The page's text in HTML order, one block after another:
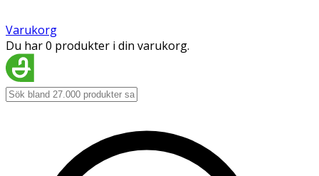
Varukorg
Du har 0 produkter i din varukorg.